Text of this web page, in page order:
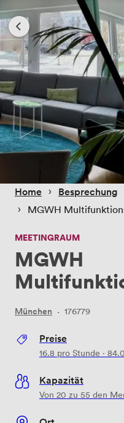
Home › Besprechung
› MGWH
MEETINGRAUM
MGWH
München · 176779
Preise
16.8 pro Stunde ·
Kapazität
Von 20 zu 55 den